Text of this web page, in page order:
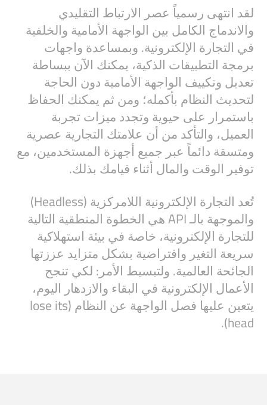
لقد انتهى رسمياً عصر الارتباط التقليدي
والاندماج الكامل بين الواجهة الأمامية والخلفية
في التجارة الإلكترونية. وبمساعدة واجهات
برمجة التطبيقات الذكية، يمكنك الآن ببساطة
تعديل وتكييف الواجهة الأمامية دون الحاجة
لتحديث النظام بأكمله؛ ومن ثم يمكنك الحفاظ
باستمرار على حيوية وتجدد ميزات تجربة
العميل، والتأكد من أن علامتك التجارية عصرية
ومتسقة دائماً عبر جميع أجهزة المستخدمين، مع
توفير الوقت والمال أثناء قيامك بذلك.
تُعد التجارة الإلكترونية اللامركزية (Headless)
والموجهة بالـ API هي الخطوة المنطقية التالية
للتجارة الإلكترونية، خاصة في بيئة استهلاكية
سريعة التغير وافتراضية بشكل متزايد عززتها
الجائحة العالمية. ولتبسيط الأمر: لكي تنجح
الأعمال الإلكترونية في البقاء والازدهار اليوم،
يتعين عليها فصل الواجهة عن النظام (lose its
head).